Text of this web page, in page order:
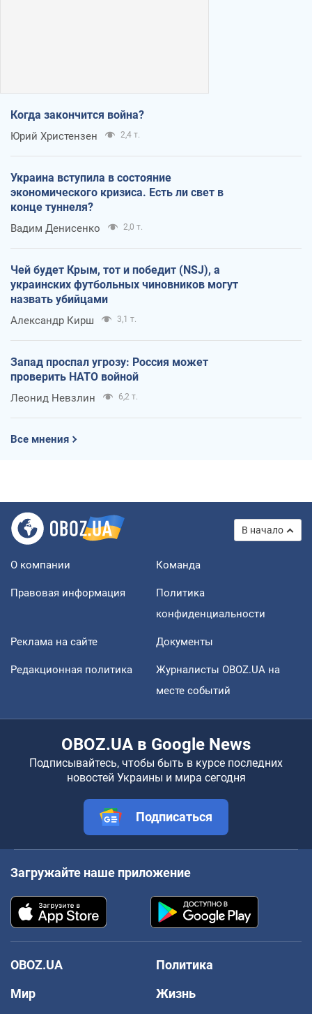
Когда закончится война?
Юрий Христензен 2,4 т.
Украина вступила в состояние
экономического кризиса. Есть ли свет в
конце туннеля?
Вадим Денисенко 2,0 т.
Чей будет Крым, тот и победит (NSJ), а
украинских футбольных чиновников могут
назвать убийцами
Александр Кирш 3,1 т.
Запад проспал угрозу: Россия может
проверить НАТО войной
Леонид Невзлин 6,2 т.
Все мнения
В начало
О компании Команда
Правовая информация
Политика
конфиденциальности
Реклама на сайте Документы
Редакционная политика
Журналисты OBOZ.UA на
месте событий
OBOZ.UA в Google News
Подписывайтесь, чтобы быть в курсе последних
новостей Украины и мира сегодня
Подписаться
Загружайте наше приложение
OBOZ.UA
Политика
Мир
Жизнь